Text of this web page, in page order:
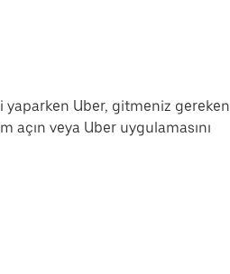
yaparken Uber, gitmeniz gereken
açın veya Uber uygulamasını